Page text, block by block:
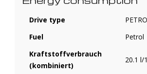
Drive type
Fuel
Petrol
Kraftstoffverbrauch
(kombiniert)
20.1 l/